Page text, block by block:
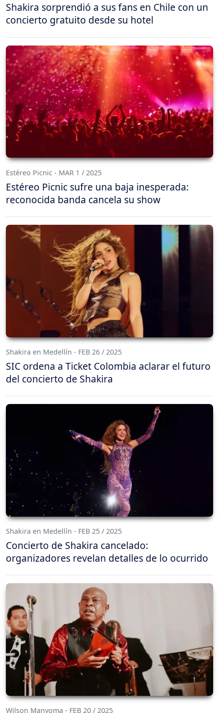
Shakira sorprendió a sus fans en Chile con un
concierto gratuito desde su hotel
Estéreo Picnic - MAR 1 / 2025
Estéreo Picnic sufre una baja inesperada:
reconocida banda cancela su show
Shakira en Medellín - FEB 26 / 2025
SIC ordena a Ticket Colombia aclarar el futuro
del concierto de Shakira
Shakira en Medellín - FEB 25 / 2025
Concierto de Shakira cancelado:
organizadores revelan detalles de lo ocurrido
Wilson Manyoma - FEB 20 / 2025